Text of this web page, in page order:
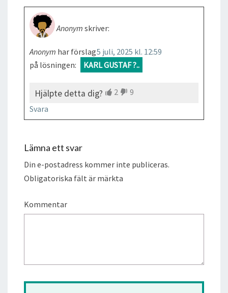
Anonym skriver:
5 juli, 2025 kl. 12:59
Anonym har förslag
på lösningen:
KARL GUSTAF ?..
Hjälpte detta dig? 2
9
Svara
Lämna ett svar
Din e-postadress kommer inte publiceras.
Obligatoriska fält är märkta
Kommentar